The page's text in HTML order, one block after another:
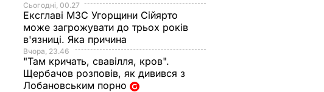
Сьогодні, 00.27
Ексглаві МЗС Угорщини Сійярто
може загрожувати до трьох років
в'язниці. Яка причина
Вчора, 23.46
"Там кричать, свавілля, кров".
Щербачов розповів, як дивився з
Лобановським порно